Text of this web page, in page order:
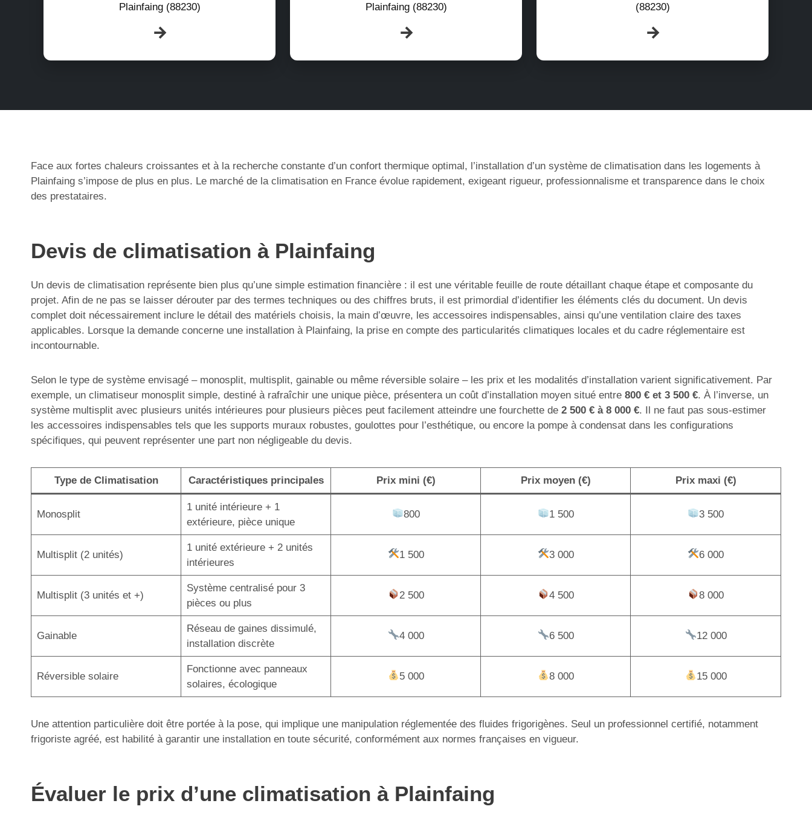
Plainfaing (88230)
Plainfaing (88230)
(88230)
Face aux fortes chaleurs croissantes et à la recherche constante d’un confort thermique optimal, l’installation d’un système de climatisation dans les logements à
Plainfaing s’impose de plus en plus. Le marché de la climatisation en France évolue rapidement, exigeant rigueur, professionnalisme et transparence dans le choix
des prestataires.
Devis de climatisation à Plainfaing
Un devis de climatisation représente bien plus qu’une simple estimation financière : il est une véritable feuille de route détaillant chaque étape et composante du
projet. Afin de ne pas se laisser dérouter par des termes techniques ou des chiffres bruts, il est primordial d’identifier les éléments clés du document. Un devis
complet doit nécessairement inclure le détail des matériels choisis, la main d’œuvre, les accessoires indispensables, ainsi qu’une ventilation claire des taxes
applicables. Lorsque la demande concerne une installation à Plainfaing, la prise en compte des particularités climatiques locales et du cadre réglementaire est
incontournable.
Selon le type de système envisagé – monosplit, multisplit, gainable ou même réversible solaire – les prix et les modalités d’installation varient significativement. Par
exemple, un climatiseur monosplit simple, destiné à rafraîchir une unique pièce, présentera un coût d’installation moyen situé entre 800 € et 3 500 €. À l’inverse, un
système multisplit avec plusieurs unités intérieures pour plusieurs pièces peut facilement atteindre une fourchette de 2 500 € à 8 000 €. Il ne faut pas sous-estimer
les accessoires indispensables tels que les supports muraux robustes, goulottes pour l’esthétique, ou encore la pompe à condensat dans les configurations
spécifiques, qui peuvent représenter une part non négligeable du devis.
Type de Climatisation Caractéristiques principales Prix mini (€) Prix moyen (€) Prix maxi (€)
Monosplit
1 unité intérieure + 1
extérieure, pièce unique
800 1 500 3 500
Multisplit (2 unités)
1 unité extérieure + 2 unités
intérieures
1 500 3 000 6 000
Multisplit (3 unités et +)
Système centralisé pour 3
pièces ou plus
2 500 4 500 8 000
Gainable
Réseau de gaines dissimulé,
installation discrète
4 000 6 500 12 000
Réversible solaire
Fonctionne avec panneaux
solaires, écologique
5 000 8 000 15 000
Une attention particulière doit être portée à la pose, qui implique une manipulation réglementée des fluides frigorigènes. Seul un professionnel certifié, notamment
frigoriste agréé, est habilité à garantir une installation en toute sécurité, conformément aux normes françaises en vigueur.
Évaluer le prix d’une climatisation à Plainfaing